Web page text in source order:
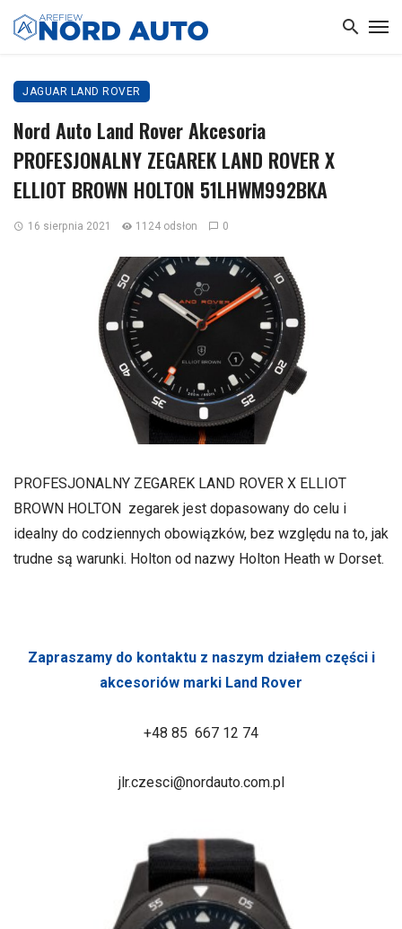
JAGUAR LAND ROVER
Nord Auto Land Rover Akcesoria
PROFESJONALNY ZEGAREK LAND ROVER X
ELLIOT BROWN HOLTON 51LHWM992BKA
16 sierpnia 2021 1124 odsłon 0
PROFESJONALNY ZEGAREK LAND ROVER X ELLIOT
BROWN HOLTON zegarek jest dopasowany do celu i
idealny do codziennych obowiązków, bez względu na to, jak
trudne są warunki. Holton od nazwy Holton Heath w Dorset.
Zapraszamy do kontaktu z naszym działem części i
akcesoriów marki Land Rover
+48 85 667 12 74
jlr.czesci@nordauto.com.pl